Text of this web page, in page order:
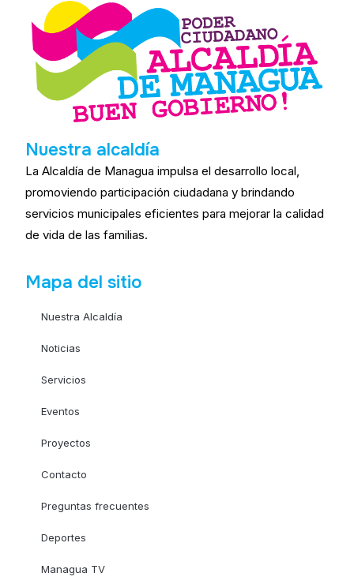
Nuestra alcaldía
La Alcaldía de Managua impulsa el desarrollo local,
promoviendo participación ciudadana y brindando
servicios municipales eficientes para mejorar la calidad
de vida de las familias.
Mapa del sitio
Nuestra Alcaldía
Noticias
Servicios
Eventos
Proyectos
Contacto
Preguntas frecuentes
Deportes
Managua TV